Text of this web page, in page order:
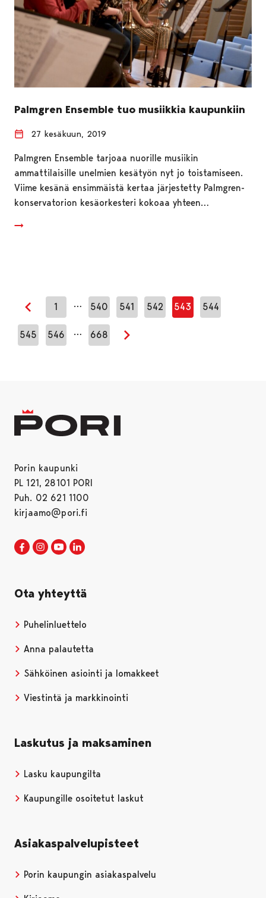
Palmgren Ensemble tuo musiikkia kaupunkiin
27 kesäkuun, 2019
Palmgren Ensemble tarjoaa nuorille musiikin
ammattilaisille unelmien kesätyön nyt jo toistamiseen.
Viime kesänä ensimmäistä kertaa järjestetty Palmgren-
konservatorion kesäorkesteri kokoaa yhteen…
Edellinen sivu
1 … 540 541 542 543 544
545 546 … 668
Seuraava sivu
Porin kaupunki
PL 121, 28101 PORI
Puh. 02 621 1100
kirjaamo@pori.fi
Porin kaupunki Facebookissa
Avautuu uudessa välilehdessä
Porin kaupunki Instagramissa
Avautuu uudessa välilehdessä
Porin kaupunki Youtubessa
Avautuu uudessa välilehdessä
Ota yhteyttä
Puhelinluettelo
Anna palautetta
Sähköinen asiointi ja lomakkeet
Viestintä ja markkinointi
Laskutus ja maksaminen
Lasku kaupungilta
Kaupungille osoitetut laskut
Asiakaspalvelupisteet
Porin kaupungin asiakaspalvelu